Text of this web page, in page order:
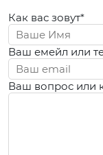
Как вас зовут*
Ваш емейл или
Ваш вопрос или